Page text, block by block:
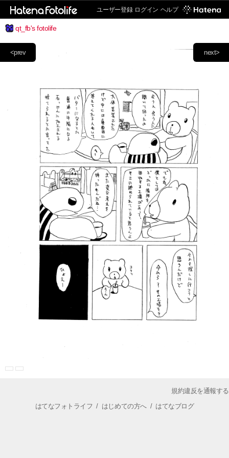
ユーザー登録 ログイン ヘルプ
qt_fb's fotolife
next>
<prev
規約違反を通報する
はてなフォトライフ / はじめての方へ/ はてなブログ